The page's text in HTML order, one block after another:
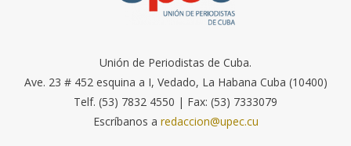
Unión de Periodistas de Cuba.
Ave. 23 # 452 esquina a I, Vedado, La Habana Cuba (10400)
Telf. (53) 7832 4550 | Fax: (53) 7333079
Escríbanos a redaccion@upec.cu